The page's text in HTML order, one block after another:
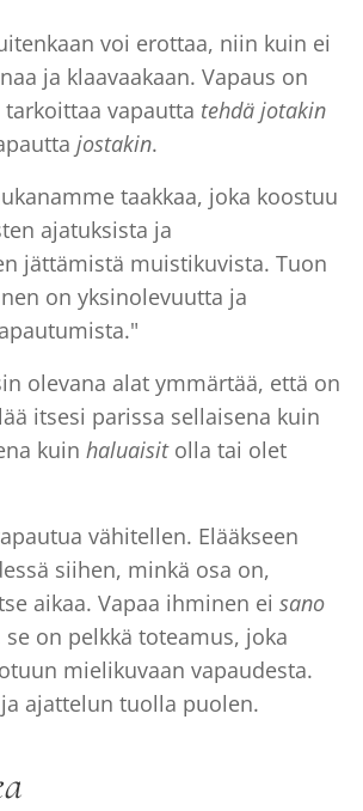
voi erottaa, niin kuin ei
ja klaavaakaan. Vapaus on
vapautta tehdä jotakin
jostakin.
taakkaa, joka koostuu
ajatuksista ja
jättämistä muistikuvista. Tuon
on yksinolevuutta ja
olevana alat ymmärtää, että on
itsesi parissa sellaisena kuin
kuin haluaisitolla tai olet
vähitellen. Elääkseen
siihen, minkä osa on,
aikaa. Vapaa ihminen ei sano
se on pelkkä toteamus, joka
mielikuvaan vapaudesta.
ajattelun tuolla puolen.